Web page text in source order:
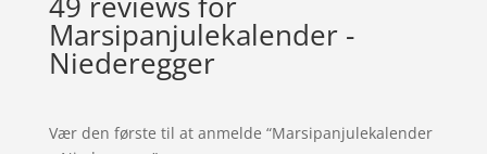
Marsipanjulekalender -
Niederegger
Vær den første til at anmelde “Marsipanjulekalender